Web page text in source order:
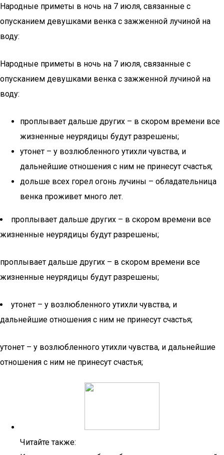
Народные приметы в ночь на 7 июля, связанные с
опусканием девушками венка с зажженной лучиной на
воду:
Народные приметы в ночь на 7 июля, связанные с
опусканием девушками венка с зажженной лучиной на
воду:
проплывает дальше других – в скором времени все
жизненные неурядицы будут разрешены;
утонет – у возлюбленного утихли чувства, и
дальнейшие отношения с ним не принесут счастья;
дольше всех горел огонь лучины – обладательница
венка проживет много лет.
проплывает дальше других – в скором времени все
жизненные неурядицы будут разрешены;
проплывает дальше других – в скором времени все
жизненные неурядицы будут разрешены;
утонет – у возлюбленного утихли чувства, и
дальнейшие отношения с ним не принесут счастья;
утонет – у возлюбленного утихли чувства, и дальнейшие
отношения с ним не принесут счастья;
Читайте также: